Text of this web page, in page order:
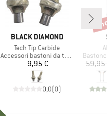
MARCHIO
BLACK DIAMOND
Articolo
Tech Tip Carbide
Gruppo di prodotti
Accessori bastoni da trekking
Prezzo
9,95 €
0,0(0)
Gruppo
59,95